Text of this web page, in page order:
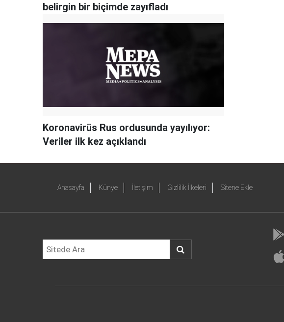
belirgin bir biçimde zayıfladı
Koronavirüs Rus ordusunda yayılıyor:
Veriler ilk kez açıklandı
Anasayfa Künye İletişim Gizlilik İlkeleri Sitene Ekle